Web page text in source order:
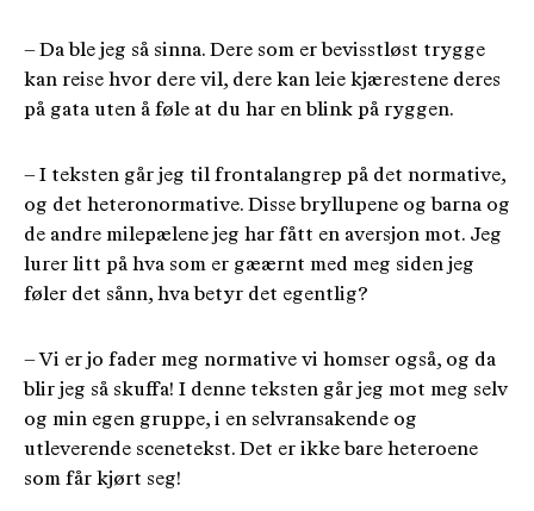
– Da ble jeg så sinna. Dere som er bevisstløst trygge
kan reise hvor dere vil, dere kan leie kjærestene deres
på gata uten å føle at du har en blink på ryggen.
– I teksten går jeg til frontalangrep på det normative,
og det heteronormative. Disse bryllupene og barna og
de andre milepælene jeg har fått en aversjon mot. Jeg
lurer litt på hva som er gæærnt med meg siden jeg
føler det sånn, hva betyr det egentlig?
– Vi er jo fader meg normative vi homser også, og da
blir jeg så skuffa! I denne teksten går jeg mot meg selv
og min egen gruppe, i en selvransakende og
utleverende scenetekst. Det er ikke bare heteroene
som får kjørt seg!